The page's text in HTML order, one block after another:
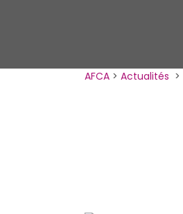
AFCA > Actualités >